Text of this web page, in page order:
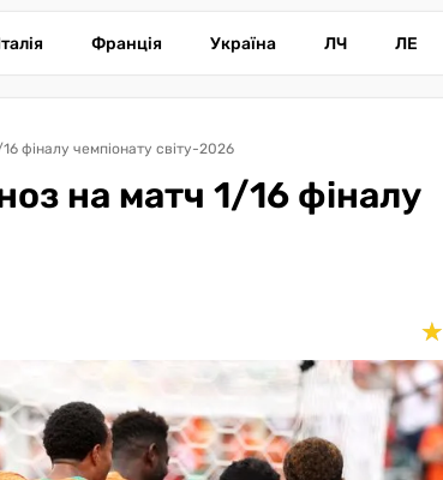
Франція Україна ЛЧ ЛЕ
фіналу чемпіонату світу-2026
на матч 1/16 фіналу
★
★